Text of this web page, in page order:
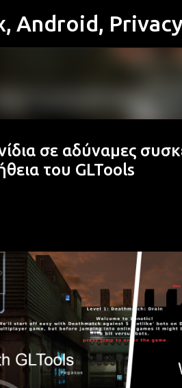
Android,
σε αδύναμες
του GLTools